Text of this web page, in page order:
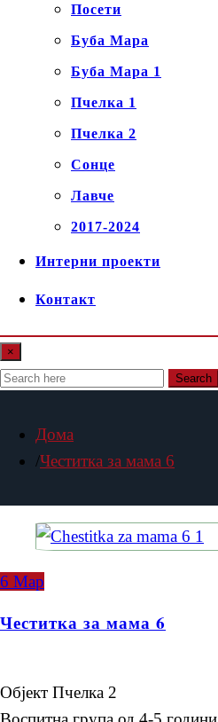
Посети
Буба Мара
Буба Мара 1
Пчелка 1
Пчелка 2
Сонце
Лавче
2017-2024
Интерни проекти
Контакт
×
Search
Дома
Честитка за мама 6
6 Мар
Честитка за мама 6
Објект Пчелка 2